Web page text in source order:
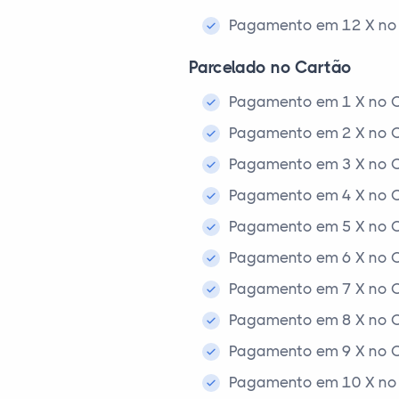
Pagamento em 12 X
Parcelado no Cartão
Pagamento em 1 X no
Pagamento em 2 X no
Pagamento em 3 X no
Pagamento em 4 X no
Pagamento em 5 X no
Pagamento em 6 X no
Pagamento em 7 X no
Pagamento em 8 X no
Pagamento em 9 X no
Pagamento em 10 X